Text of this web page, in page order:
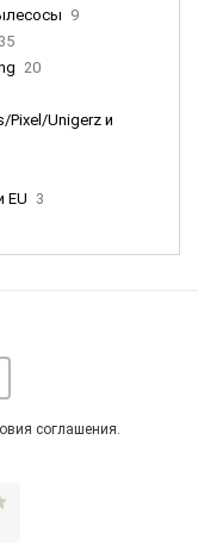
9
35
20
Pixel/Unigerz и
EU
3
соглашения.